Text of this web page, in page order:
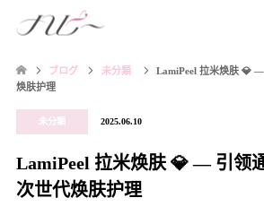
ブログ 未分類
LamiPeel 拉米焕肤 💎
焕肤护理
未分類 2025.06.10
LamiPeel 拉米焕肤 💎 — 引领
次世代焕肤护理